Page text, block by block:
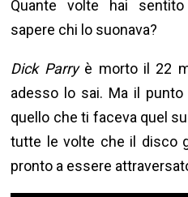
Quante volte hai
sapere chi lo suonava?
Dick Parryè morto il 22
adesso lo sai. Ma il
quello che ti faceva quel
tutte le volte che il disco
pronto a essere